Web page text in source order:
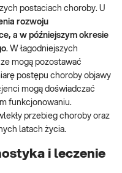
postaciach choroby. U
rozwoju
a w późniejszym okresie
. W łagodniejszych
mogą pozostawać
postępu choroby objawy
mogą doświadczać
funkcjonowaniu.
przebieg choroby oraz
latach życia.
i leczenie